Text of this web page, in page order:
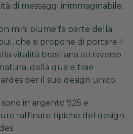
di messaggi inimmaginabile.
mini piume fa parte della
che si propone di portare il
vitalità brasiliana attraverso
dalla quale trae
per il suo design unico.
in argento 925 e
raffinate tipiche del design